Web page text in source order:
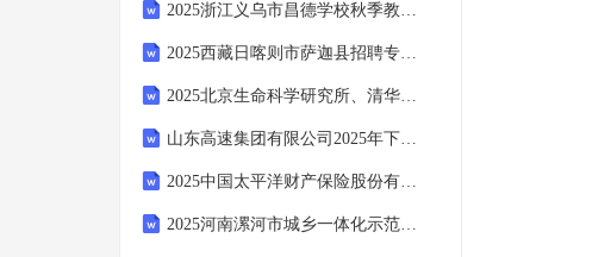
2025浙江义乌市昌德学校秋季教师招聘参考笔试题库及答案解析
2025西藏日喀则市萨迦县招聘专职网格员11人笔试模拟试题及答案解析
2025北京生命科学研究所、清华大学生物医学交叉研究院NIBS王伟实验室招聘鱼房管理员1人笔试备考试题及答案解析
山东高速集团有限公司2025年下半年校园招聘（管培生和战略产业人才招聘）（60人）备考考试题库及答案解析
2025中国太平洋财产保险股份有限公司河北雄安分公司招聘2人笔试模拟试题及答案解析
2025河南漯河市城乡一体化示范区事业单位人才引进7人备考笔试题库及答案解析